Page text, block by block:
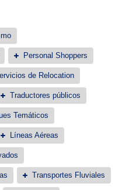
Personal Shoppers
de Relocation
Traductores públicos
Temáticos
Líneas Aéreas
Transportes Fluviales